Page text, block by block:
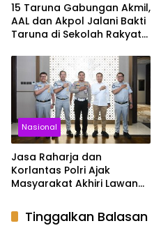
15 Taruna Gabungan Akmil,
AAL dan Akpol Jalani Bakti
Taruna di Sekolah Rakyat
Nasional
Jasa Raharja dan
Korlantas Polri Ajak
Masyarakat Akhiri Lawan
Keselamatan Berlalu Lintas
Tinggalkan Balasan